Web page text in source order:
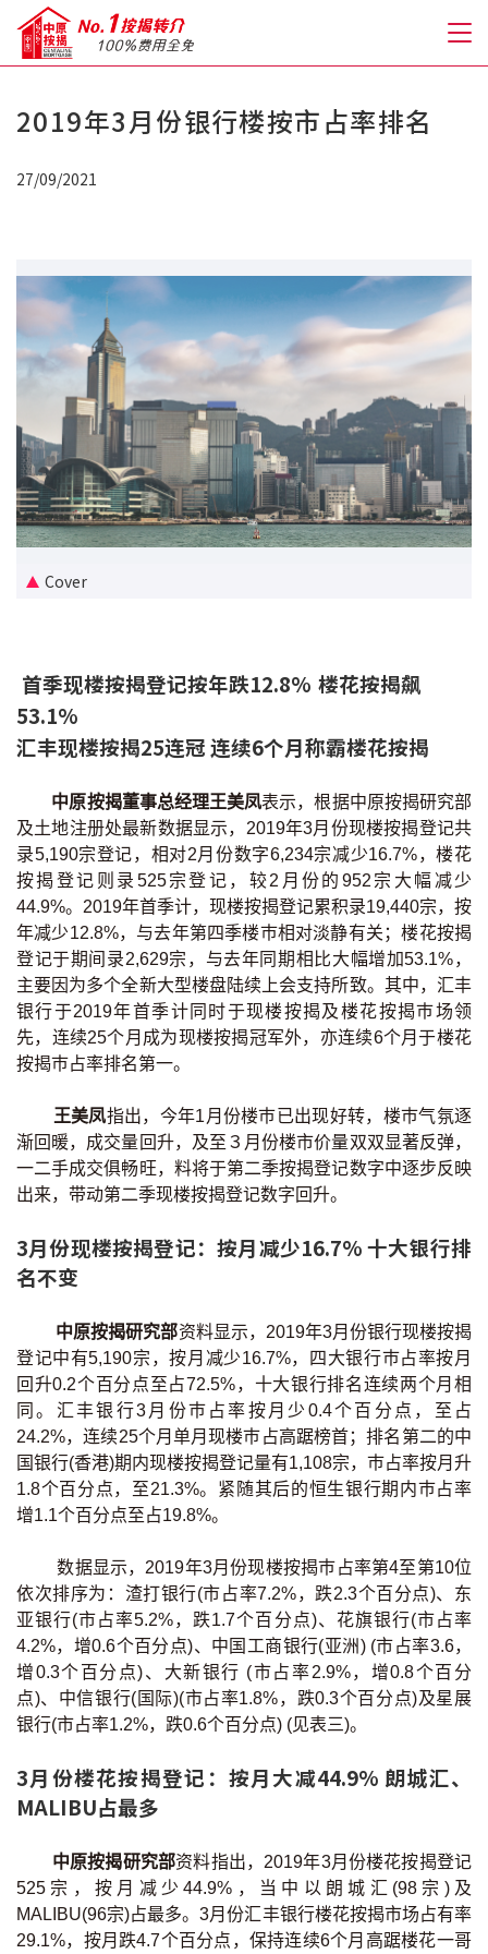
关于我们
免费房贷转介服务
免费开户转介服务
私人贷款
优惠礼遇
新盘优越按揭优惠
中原按揭标签优惠
按揭工具
按揭计算
置业预算
供款年期计算
工商铺按揭计算
印花税计算
免费物业估价
下载中心
按揭全面睇
公司动态
按市新闻
统计数据库
按揭快趣智识
按揭智库
按揭百科
实时银行资讯
装修·保险优惠
装修设计专栏
火险、家居、宠物保险
保险资讯专栏
2019年3月份银行楼按市占率排名
27/09/2021
Cover
首季现楼按揭登记按年跌12.8% 楼花按揭飙
53.1%
汇丰现楼按揭25连冠 连续6个月称霸楼花按揭
中原按揭董事总经理王美凤表示，根据中原按揭研究部
及土地注册处最新数据显示，2019年3月份现楼按揭登记共
录5,190宗登记，相对2月份数字6,234宗减少16.7%，楼花
按揭登记则录525宗登记，较2月份的952宗大幅减少
44.9%。2019年首季计，现楼按揭登记累积录19,440宗，按
年减少12.8%，与去年第四季楼巿相对淡静有关；楼花按揭
登记于期间录2,629宗，与去年同期相比大幅增加53.1%，
主要因为多个全新大型楼盘陆续上会支持所致。其中，汇丰
银行于2019年首季计同时于现楼按揭及楼花按揭巿场领
先，连续25个月成为现楼按揭冠军外，亦连续6个月于楼花
按揭巿占率排名第一。
王美凤指出，今年1月份楼巿已出现好转，楼巿气氛逐
渐回暖，成交量回升，及至３月份楼市价量双双显著反弹，
一二手成交俱畅旺，料将于第二季按揭登记数字中逐步反映
出来，带动第二季现楼按揭登记数字回升。
3月份现楼按揭登记：按月减少16.7% 十大银行排
名不变
中原按揭研究部资料显示，2019年3月份银行现楼按揭
登记中有5,190宗，按月减少16.7%，四大银行巿占率按月
回升0.2个百分点至占72.5%，十大银行排名连续两个月相
同。汇丰银行3月份巿占率按月少0.4个百分点，至占
24.2%，连续25个月单月现楼巿占高踞榜首；排名第二的中
国银行(香港)期内现楼按揭登记量有1,108宗，巿占率按月升
1.8个百分点，至21.3%。紧随其后的恒生银行期内巿占率
增1.1个百分点至占19.8%。
数据显示，2019年3月份现楼按揭巿占率第4至第10位
依次排序为：渣打银行(市占率7.2%，跌2.3个百分点)、东
亚银行(市占率5.2%，跌1.7个百分点)、花旗银行(市占率
4.2%，增0.6个百分点)、中国工商银行(亚洲) (市占率3.6，
增0.3个百分点)、大新银行 (市占率2.9%，增0.8个百分
点)、中信银行(国际)(市占率1.8%，跌0.3个百分点)及星展
银行(市占率1.2%，跌0.6个百分点) (见表三)。
3月份楼花按揭登记：按月大减44.9% 朗城汇、
MALIBU占最多
中原按揭研究部资料指出，2019年3月份楼花按揭登记
525宗，按月减少44.9%，当中以朗城汇(98宗)及
MALIBU(96宗)占最多。3月份汇丰银行楼花按揭市场占有率
29.1%，按月跌4.7个百分点，保持连续6个月高踞楼花一哥